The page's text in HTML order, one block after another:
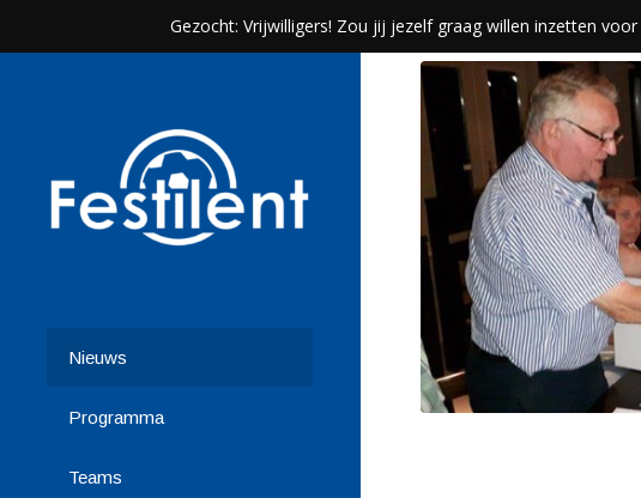
Gezocht: Vrijwilligers! Zou jij jezelf graag willen inzetten
Nieuws
Programma
Teams